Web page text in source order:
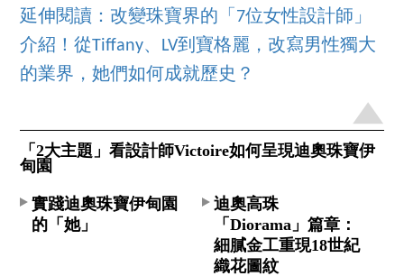
延伸閱讀：改變珠寶界的「7位女性設計師」
介紹！從Tiffany、LV到寶格麗，改寫男性獨大
的業界，她們如何成就歷史？
「2大主題」看設計師Victoire如何呈現迪奧珠寶伊
甸園
實踐迪奧珠寶伊甸園
的「她」
迪奧高珠
「Diorama」篇章：
細膩金工重現18世紀
織花圖紋